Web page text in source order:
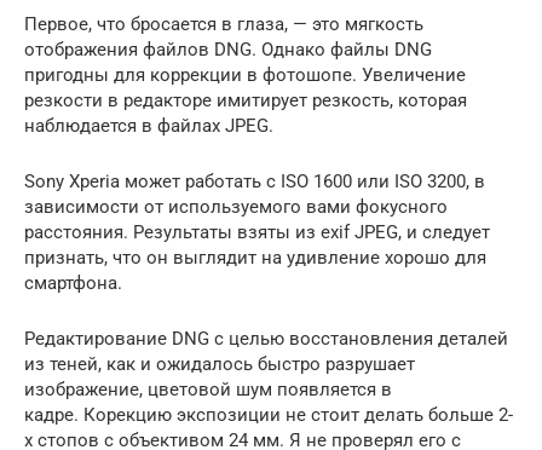
Первое, что бросается в глаза, — это мягкость
отображения файлов DNG. Однако файлы DNG
пригодны для коррекции в фотошопе. Увеличение
резкости в редакторе имитирует резкость, которая
наблюдается в файлах JPEG.
Sony Xperia может работать с ISO 1600 или ISO 3200, в
зависимости от используемого вами фокусного
расстояния. Результаты взяты из exif JPEG, и следует
признать, что он выглядит на удивление хорошо для
смартфона.
Редактирование DNG с целью восстановления деталей
из теней, как и ожидалось быстро разрушает
изображение, цветовой шум появляется в
кадре. Корекцию экспозиции не стоит делать больше 2-
х стопов с объективом 24 мм. Я не проверял его с